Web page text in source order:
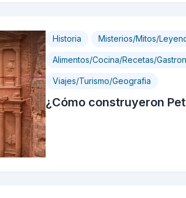
Historia Misterios/Mitos/
Alimentos/Cocina/Recetas/
Viajes/Turismo/Geografia
¿Cómo construyeron